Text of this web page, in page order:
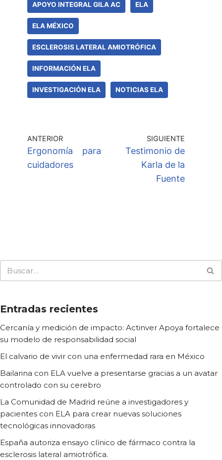
APOYO INTEGRAL GILA AC ELA
ELA MÉXICO
ESCLEROSIS LATERAL AMIOTRÓFICA
INFORMACIÓN ELA
INVESTIGACIÓN ELA NOTICIAS ELA
ANTERIOR
Ergonomía para
cuidadores
SIGUIENTE
Testimonio de
Karla de la
Fuente
Entradas recientes
Cercanía y medición de impacto: Actinver Apoya fortalece
su modelo de responsabilidad social
El calvario de vivir con una enfermedad rara en México
Bailarina con ELA vuelve a presentarse gracias a un avatar
controlado con su cerebro
La Comunidad de Madrid reúne a investigadores y
pacientes con ELA para crear nuevas soluciones
tecnológicas innovadoras
España autoriza ensayo clínico de fármaco contra la
esclerosis lateral amiotrófica.